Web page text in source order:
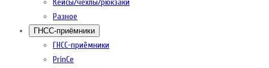
Кейсы/чехлы/рюкзаки
Разное
ГНСС-приёмники
ГНСС-приёмники
PrinCe